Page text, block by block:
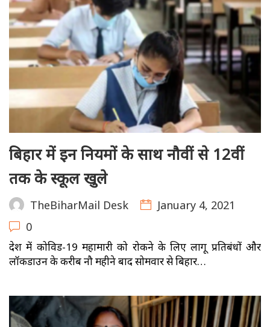
बिहार में इन नियमों के साथ नौवीं से 12वीं
तक के स्कूल खुले
TheBiharMail Desk
January 4, 2021
0
देश में कोविड-19 महामारी को रोकने के लिए लागू प्रतिबंधों और
लॉकडाउन के करीब नौ महीने बाद सोमवार से बिहार…